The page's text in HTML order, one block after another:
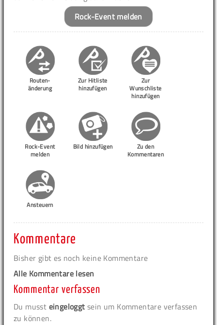
Rock-Event melden
Routen-
änderung
Zur Hitliste
hinzufügen
Zur
Wunschliste
hinzufügen
Rock-Event
melden
Bild hinzufügen
Zu den
Kommentaren
Ansteuern
Kommentare
Bisher gibt es noch keine Kommentare
Alle Kommentare lesen
Kommentar verfassen
Du musst eingeloggt sein um Kommentare verfassen
zu können.